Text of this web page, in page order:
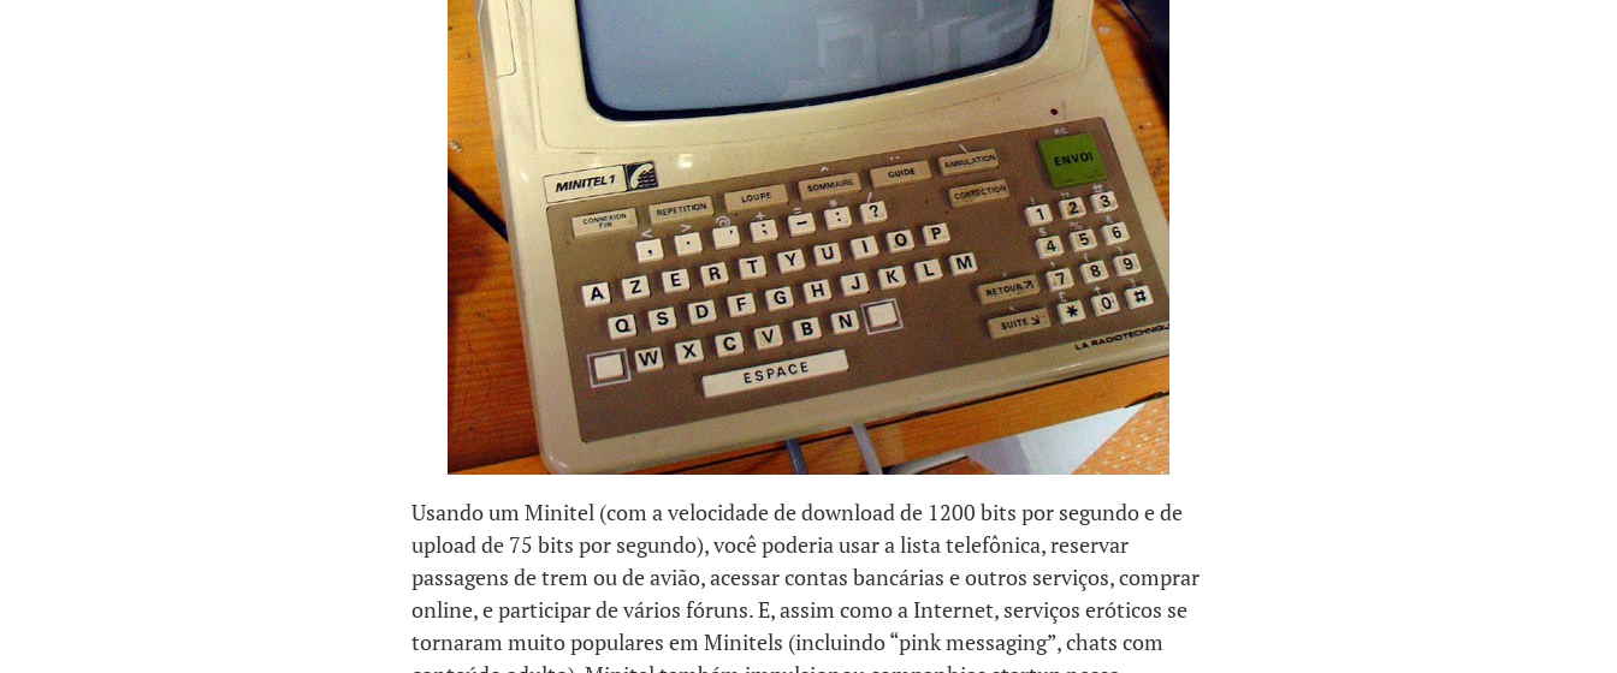
Usando um Minitel (com a velocidade de download de 1200 bits por segundo e de
upload de 75 bits por segundo), você poderia usar a lista telefônica, reservar
passagens de trem ou de avião, acessar contas bancárias e outros serviços, comprar
online, e participar de vários fóruns. E, assim como a Internet, serviços eróticos se
tornaram muito populares em Minitels (incluindo “pink messaging”, chats com